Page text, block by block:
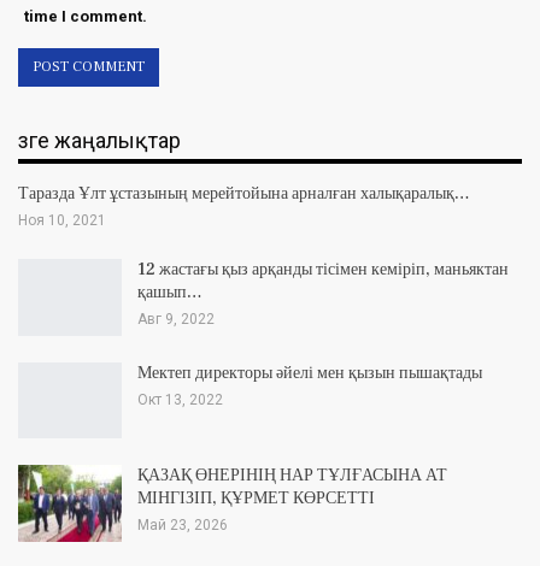
time I comment.
Өзге жаңалықтар
Таразда Ұлт ұстазының мерейтойына арналған халықаралық…
Ноя 10, 2021
12 жастағы қыз арқанды тісімен кеміріп, маньяктан
қашып…
Авг 9, 2022
Мектеп директоры әйелі мен қызын пышақтады
Окт 13, 2022
ҚАЗАҚ ӨНЕРІНІҢ НАР ТҰЛҒАСЫНА АТ
МІНГІЗІП, ҚҰРМЕТ КӨРСЕТТІ
Май 23, 2026